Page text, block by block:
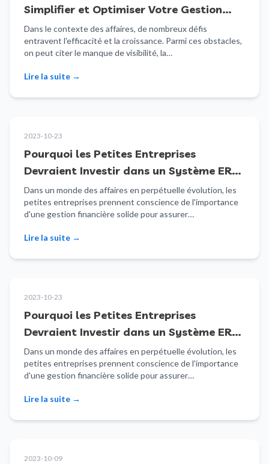
Simplifier et Optimiser Votre Gestion
d'Entreprise
Dans le contexte des affaires, de nombreux défis
entravent l'efficacité et la croissance. Parmi ces obstacles,
on peut citer le manque de visibilité, la…
Lire la suite →
2023-10-23
Pourquoi les Petites Entreprises
Devraient Investir dans un Système ERP
pour une Meilleure Gestion Financière
Dans un monde des affaires en perpétuelle évolution, les
petites entreprises prennent conscience de l'importance
d'une gestion financière solide pour assurer…
Lire la suite →
2023-10-23
Pourquoi les Petites Entreprises
Devraient Investir dans un Système ERP
pour une Meilleure Gestion Financière
Dans un monde des affaires en perpétuelle évolution, les
petites entreprises prennent conscience de l'importance
d'une gestion financière solide pour assurer…
Lire la suite →
2023-10-09